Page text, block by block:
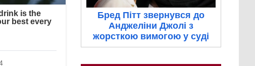
Бред Пітт звернувся до
Анджеліни Джолі з
жорсткою вимогою у суді